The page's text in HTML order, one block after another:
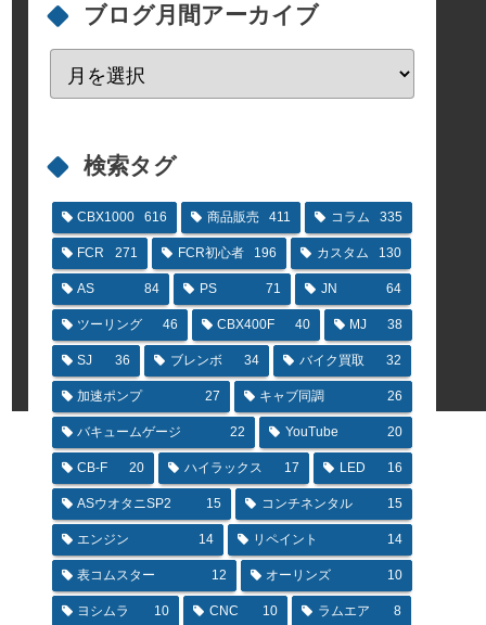
ブログ月間アーカイブ
検索タグ
CBX1000 616 商品販売 411 コラム 335
FCR 271 FCR初心者 196 カスタム 130
AS 84 PS 71 JN 64
ツーリング 46 CBX400F 40 MJ 38
SJ 36 ブレンボ 34 バイク買取 32
加速ポンプ 27 キャブ同調 26
バキュームゲージ 22 YouTube 20
CB-F 20 ハイラックス 17 LED 16
ASウオタニSP2 15 コンチネンタル 15
エンジン 14 リペイント 14
表コムスター 12 オーリンズ 10
ヨシムラ 10 CNC 10 ラムエア 8